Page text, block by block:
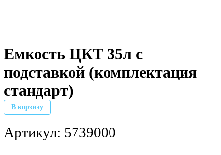
Емкость ЦКТ 35л с
подставкой (комплектация
стандарт)
В корзину
Артикул: 5739000